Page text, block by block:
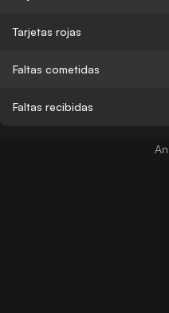
Tarjetas rojas
Faltas cometidas
Faltas recibidas